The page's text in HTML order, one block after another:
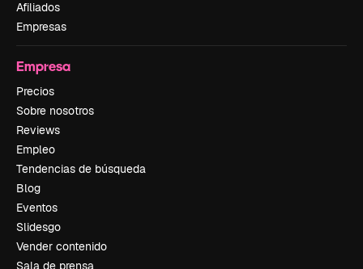
Afiliados
Empresas
Empresa
Precios
Sobre nosotros
Reviews
Empleo
Tendencias de búsqueda
Blog
Eventos
Slidesgo
Vender contenido
Sala de prensa